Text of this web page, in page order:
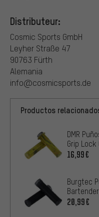
Distributeur:
Cosmic Sports GmbH
Leyher Straße 47
90763 Fürth
Alemania
info@cosmicsports.de
Productos
DMR
Grip Lock
16,99€
Burgtec
20,99€